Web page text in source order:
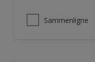
Sammenligne